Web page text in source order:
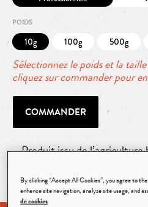
POIDS
10g 100g 500g
Sélectionnez le poids et la
cliquez sur commander pour
COMMANDER
Produit issu de l’agriculture
Certifié Bio
By clicking “Accept All Cookies”, you agree to
enhance site navigation, analyze site usage, and
de cookies